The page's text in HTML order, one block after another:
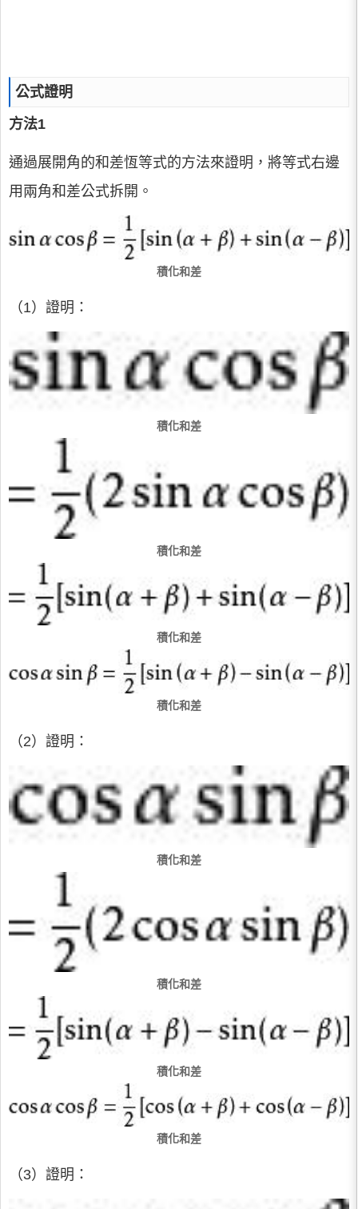
公式證明
方法1
通過展開角的和差恆等式的方法來證明，將等式右邊
用兩角和差公式拆開。
積化和差
（1）證明：
積化和差
積化和差
積化和差
積化和差
（2）證明：
積化和差
積化和差
積化和差
積化和差
（3）證明：